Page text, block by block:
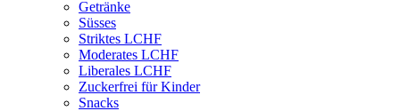
Getränke
Süsses
Striktes LCHF
Moderates LCHF
Liberales LCHF
Zuckerfrei für Kinder
Snacks